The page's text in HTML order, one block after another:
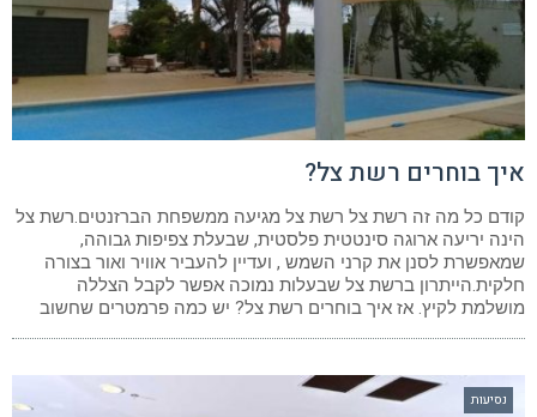
איך בוחרים רשת צל?
קודם כל מה זה רשת צל רשת צל מגיעה ממשפחת הברזנטים.רשת צל
הינה יריעה ארוגה סינטטית פלסטית, שבעלת צפיפות גבוהה,
שמאפשרת לסנן את קרני השמש , ועדיין להעביר אוויר ואור בצורה
חלקית.הייתרון ברשת צל שבעלות נמוכה אפשר לקבל הצללה
מושלמת לקיץ. אז איך בוחרים רשת צל? יש כמה פרמטרים שחשוב
נסיעות